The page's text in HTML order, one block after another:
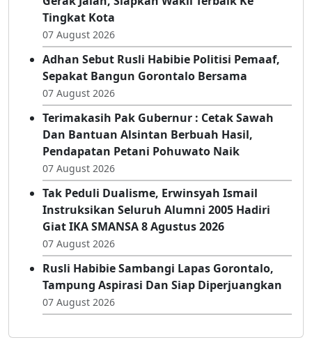
07 August 2026
Kwarran - KKKS Dumbo Raya Gelar Lomba
Gerak Jalan, Siapkan Wakil Terbaik Ke
Tingkat Kota
07 August 2026
Adhan Sebut Rusli Habibie Politisi Pemaaf,
Sepakat Bangun Gorontalo Bersama
07 August 2026
Terimakasih Pak Gubernur : Cetak Sawah
Dan Bantuan Alsintan Berbuah Hasil,
Pendapatan Petani Pohuwato Naik
07 August 2026
Tak Peduli Dualisme, Erwinsyah Ismail
Instruksikan Seluruh Alumni 2005 Hadiri
Giat IKA SMANSA 8 Agustus 2026
07 August 2026
Rusli Habibie Sambangi Lapas Gorontalo,
Tampung Aspirasi Dan Siap Diperjuangkan